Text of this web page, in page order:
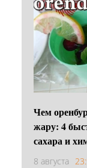
Чем
жару: 4
сахара и
8 августа